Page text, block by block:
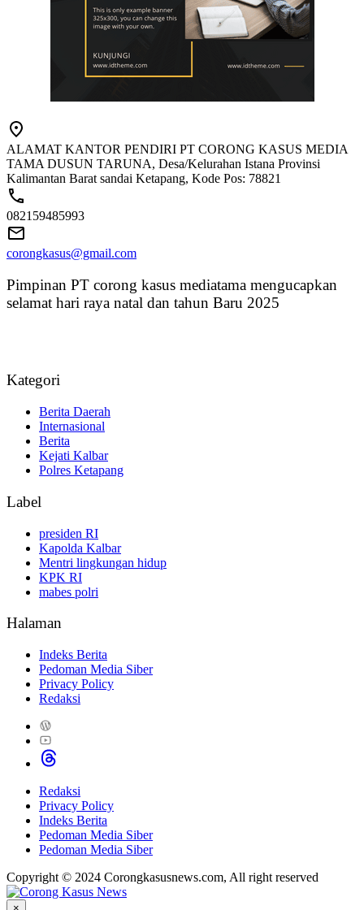
ALAMAT KANTOR PENDIRI PT CORONG KASUS MEDIA
TAMA DUSUN TARUNA, Desa/Kelurahan Istana Provinsi
Kalimantan Barat sandai Ketapang, Kode Pos: 78821
082159485993
corongkasus@gmail.com
Pimpinan PT corong kasus mediatama mengucapkan
selamat hari raya natal dan tahun Baru 2025
Kategori
Berita Daerah
Internasional
Berita
Kejati Kalbar
Polres Ketapang
Label
presiden RI
Kapolda Kalbar
Mentri lingkungan hidup
KPK RI
mabes polri
Halaman
Indeks Berita
Pedoman Media Siber
Privacy Policy
Redaksi
Redaksi
Privacy Policy
Indeks Berita
Pedoman Media Siber
Pedoman Media Siber
Copyright © 2024 Corongkasusnews.com, All right reserved